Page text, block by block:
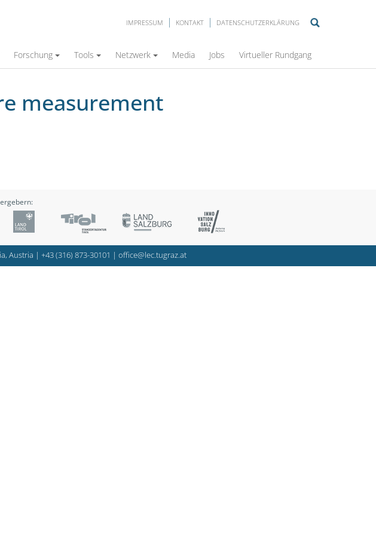
IMPRESSUM KONTAKT DATENSCHUTZERKLÄRUNG
Forschung Tools Netzwerk Media Jobs Virtueller Rundgang
measurement
Austria | +43 (316) 873-30101 | office@lec.tugraz.at